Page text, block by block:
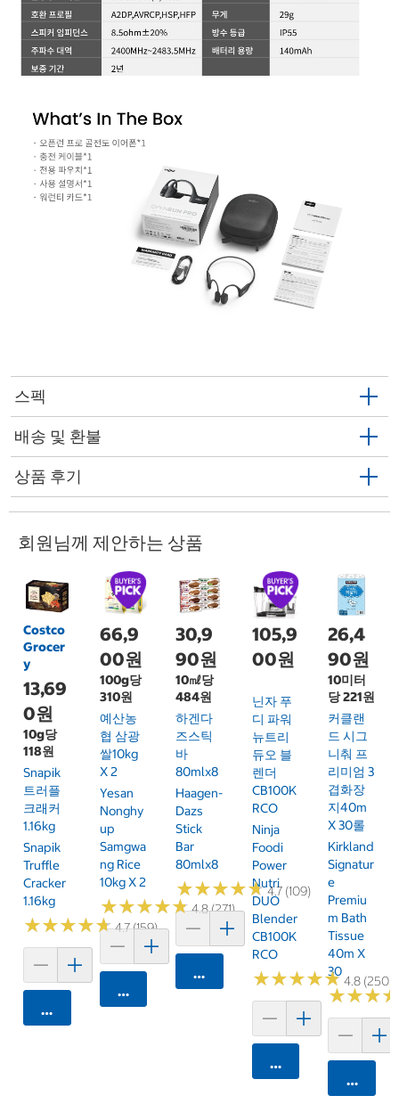
스펙
배송 및 환불
상품 후기
회원님께 제안하는 상품
Costco
Grocer
y
13,69
0원
10g당
118원
Snapik
트러플
크래커
1.16kg
Snapik
Truffle
Cracker
1.16kg
★★★★★
★★★★★4.7 (159)
카트에 담기
66,9
00원
100g당
310원
예산농
협 삼광
쌀10kg
X 2
Yesan
Nonghy
Up
Samgwa
Ng Rice
10kg X 2
★★★★★
★★★★★4.8 (271)
카트에 담기
30,9
90원
10㎖당
484원
하겐다
즈스틱
바
80mlx8
Haagen-
Dazs
Stick
Bar
80mlx8
★★★★★
★★★★★4.7 (109)
카트에 담기
105,9
00원
닌자 푸
디 파워
뉴트리
듀오 블
렌더
CB100K
RCO
Ninja
Foodi
Power
Nutri
DUO
Blender
CB100K
RCO
★★★★★
★★★★★4.8 (250)
카트에 담기
26,4
90원
10미터
당 221원
커클랜
드 시그
니춰 프
리미엄 3
겹화장
지40m
X 30롤
Kirkland
Signatur
E
Premiu
M Bath
Tissue
40m X
30
★★★
★★★
카트에